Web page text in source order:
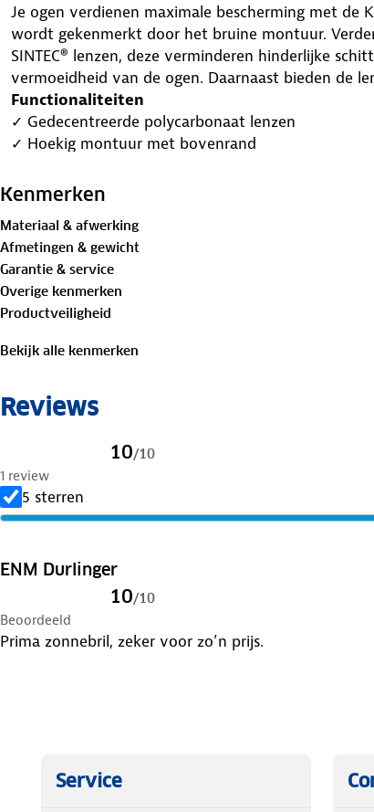
Je ogen verdienen maximale bescherming met de
wordt gekenmerkt door het bruine montuur.
SINTEC® lenzen, deze verminderen hinderlijke
vermoeidheid van de ogen. Daarnaast bieden de
Functionaliteiten
✓ Gedecentreerde polycarbonaat lenzen
✓ Hoekig montuur met bovenrand
✓ 100% UV-bescherming
✓ Nikkelvrij
✓ Asian Fit
Kenmerken
Materiaal & afwerking
Afmetingen & gewicht
Garantie & service
Overige kenmerken
Productveiligheid
Bekijk alle kenmerken
Reviews
10/10
1 review
5 sterren
ENM Durlinger
10/10
Beoordeeld
Prima zonnebril, zeker voor zo’n prijs.
Service